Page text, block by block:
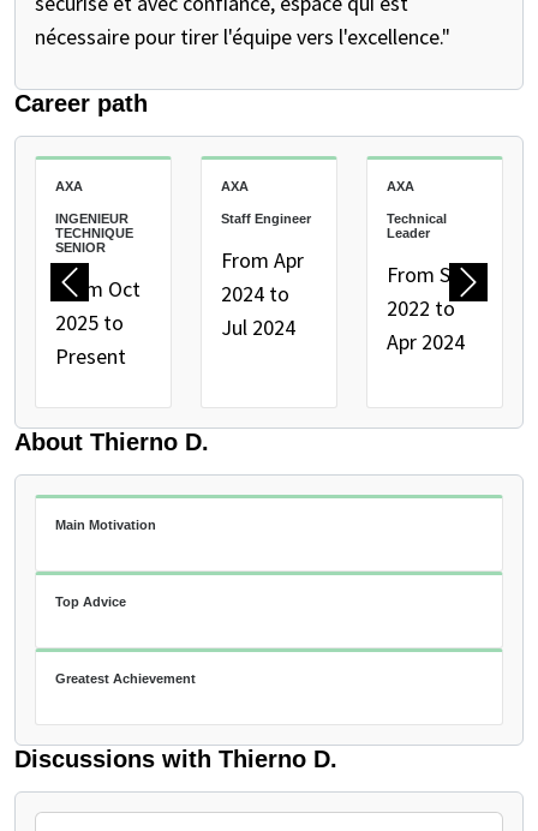
nécessaire pour tirer l'équipe vers l'excellence."
Career path
PAUSE THE PROCEEDING CAROUSEL
AXA
INGENIEUR
TECHNIQUE
SENIOR
From Oct
2025 to
Present
AXA
Staff Engineer
From Apr
2024 to
Jul 2024
AXA
Technical
Leader
From Sep
2022 to
Apr 2024
Previous Next
About Thierno D.
Main Motivation
Top Advice
Greatest Achievement
Discussions with Thierno D.